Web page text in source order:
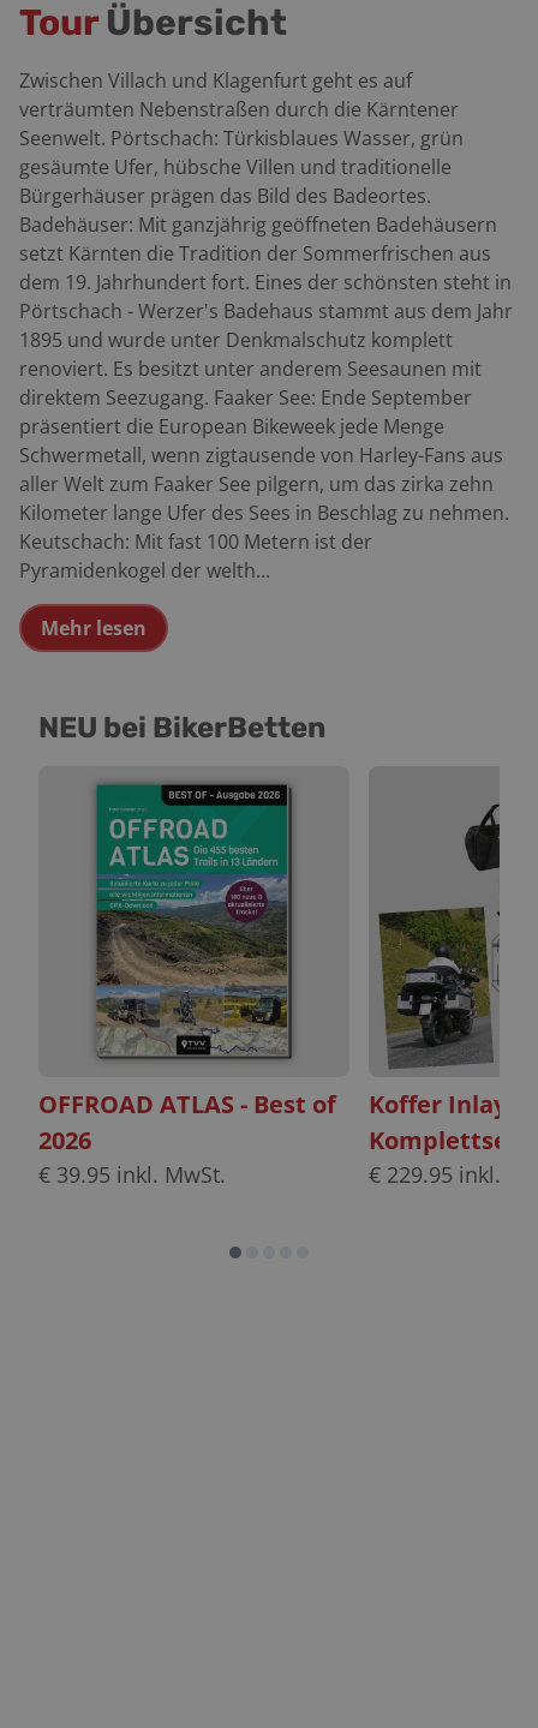
Tour Übersicht
Zwischen Villach und Klagenfurt geht es auf
verträumten Nebenstraßen durch die Kärntener
Seenwelt. Pörtschach: Türkisblaues Wasser, grün
gesäumte Ufer, hübsche Villen und traditionelle
Bürgerhäuser prägen das Bild des Badeortes.
Badehäuser: Mit ganzjährig geöffneten Badehäusern
setzt Kärnten die Tradition der Sommerfrischen aus
dem 19. Jahrhundert fort. Eines der schönsten steht in
Pörtschach - Werzer's Badehaus stammt aus dem Jahr
1895 und wurde unter Denkmalschutz komplett
renoviert. Es besitzt unter anderem Seesaunen mit
direktem Seezugang. Faaker See: Ende September
präsentiert die European Bikeweek jede Menge
Schwermetall, wenn zigtausende von Harley-Fans aus
aller Welt zum Faaker See pilgern, um das zirka zehn
Kilometer lange Ufer des Sees in Beschlag zu nehmen.
Keutschach: Mit fast 100 Metern ist der
Pyramidenkogel der welth...
Mehr lesen
NEU bei BikerBetten
OFFROAD ATLAS - Best of
2026
€ 39.95 inkl. MwSt.
Koffer
Komplettset
€ 229.95 inkl.